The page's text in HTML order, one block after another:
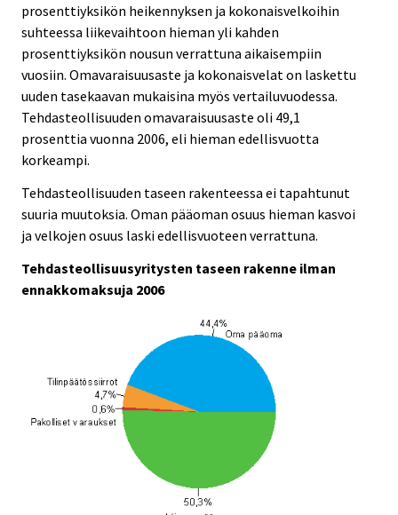
prosenttiyksikön heikennyksen ja kokonaisvelkoihin
suhteessa liikevaihtoon hieman yli kahden
prosenttiyksikön nousun verrattuna aikaisempiin
vuosiin. Omavaraisuusaste ja kokonaisvelat on laskettu
uuden tasekaavan mukaisina myös vertailuvuodessa.
Tehdasteollisuuden omavaraisuusaste oli 49,1
prosenttia vuonna 2006, eli hieman edellisvuotta
korkeampi.
Tehdasteollisuuden taseen rakenteessa ei tapahtunut
suuria muutoksia. Oman pääoman osuus hieman kasvoi
ja velkojen osuus laski edellisvuoteen verrattuna.
Tehdasteollisuusyritysten taseen rakenne ilman
ennakkomaksuja 2006